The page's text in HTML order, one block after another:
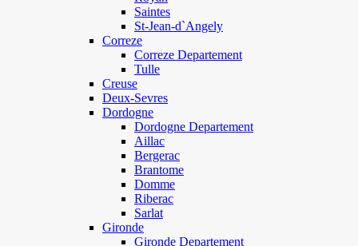
Saintes
St-Jean-d`Angely
Correze
Correze Departement
Tulle
Creuse
Deux-Sevres
Dordogne
Dordogne Departement
Aillac
Bergerac
Brantome
Domme
Riberac
Sarlat
Gironde
Gironde Departement